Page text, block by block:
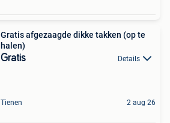
Gratis afgezaagde dikke takken (op te
halen)
Gratis Details
Tienen 2 aug 26